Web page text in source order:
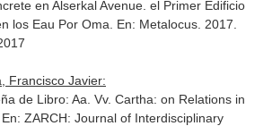
en Alserkal Avenue. el Primer Edificio
los Eau Por Oma. En: Metalocus. 2017.
Francisco Javier:
de Libro: Aa. Vv. Cartha: on Relations in
En: ZARCH: Journal of Interdisciplinary